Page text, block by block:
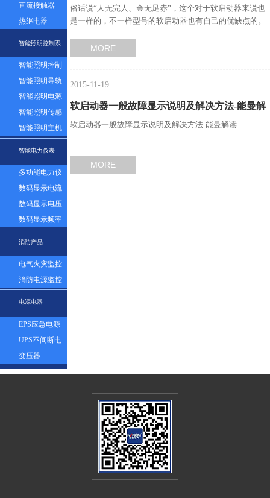
直流接触器
热继电器
智能照明控制系
统
智能照明控制
面板
智能照明导轨
模块
智能照明电源
模块
智能照明传感
器
智能照明主机
智能电力仪表
多功能电力仪
表
数码显示电流
表
数码显示电压
表
数码显示频率
消防产品
电气火灾监控
探测器
消防电源监控
电源电器
EPS应急电源
UPS不间断电
源
变压器
么？…
俗话说“人无完人、金无足赤”，这个对于软启动器来说也
是一样的，不一样型号的软启动器也有自己的优缺点的。
MORE
2015-11-19
软启动器一般故障显示说明及解决方法-能曼解
读…
软启动器一般故障显示说明及解决方法-能曼解读
MORE